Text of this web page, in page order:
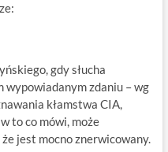
gdy słucha
wypowiadanym zdaniu – wg
kłamstwa CIA,
to co mówi, może
jest mocno znerwicowany.